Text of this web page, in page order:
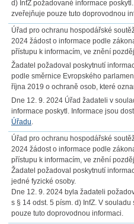
d) InfZ požadované informace
zveřejňuje pouze tuto doprovodnou
Úřad pro ochranu hospodářské
2024 žádost o informace podle
přístupu k informacím, ve znění
Žadatel požadoval poskytnutí
podle směrnice Evropského
října 2019 o ochraně osob, které
Dne 12. 9. 2024 Úřad žadateli v
informace poskytl. Informace jsou
Úřadu.
Úřad pro ochranu hospodářské
2024 žádost o informace podle
přístupu k informacím, ve znění
Žadatel požadoval poskytnutí
jedné fyzické osoby.
Dne 12. 9. 2024 byla žadateli
s § 14 odst. 5 písm. d) InfZ. V
pouze tuto doprovodnou informaci.